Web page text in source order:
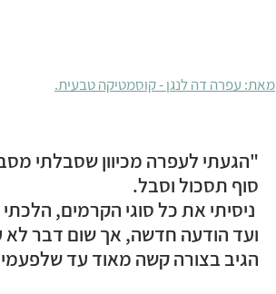
מאת: עפרה דה לנגן - קוסמטיקה טבעית.
"הגעתי לעפרה מכיוון שסבלתי
סוף תסכול וסבל.
ניסיתי את כל סוגי הקרמים,
ועד הודעה חדשה, אך שום דבר לא
הגיב בצורה קשה מאוד עד